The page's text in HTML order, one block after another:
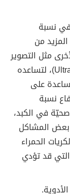
نسبة
من
مثل التصوير
بالموجات فوق الصوتيّة (بالإنجليزية: Ultrasound)، لتساعده
على
نسبة
في الكبد،
بعض المشاكل
الحمراء
قد تؤدي